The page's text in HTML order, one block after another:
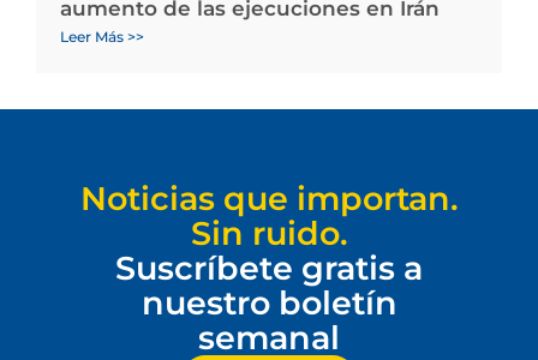
aumento de las ejecuciones en Irán
Leer Más >>
Noticias que importan.
Sin ruido.
Suscríbete gratis a
nuestro boletín
semanal